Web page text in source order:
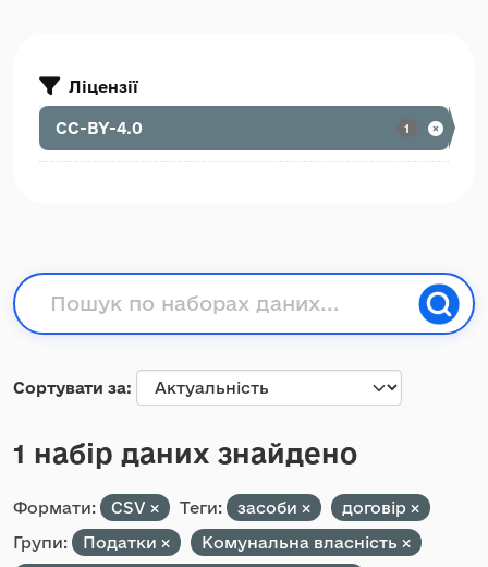
Ліцензії
CC-BY-4.0 1
Сортувати за
1 набір даних знайдено
Формати: CSV Теги: засоби
договір
Групи:
Податки
Комунальна власність